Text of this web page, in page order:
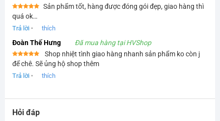
Được xếp
hạng55
sao
Sản phẩm tốt, hàng được đóng gói đẹp, giao hàng thì
quá ok…
Trả lời • thích
Đoàn Thế Hưng Đã mua hàng tại HVShop
Được xếp
hạng55
sao
Shop nhiệt tình giao hàng nhanh sản phẩm ko còn j
để chê. Sẽ ủng hộ shop thêm
Trả lời • thích
Hỏi đáp